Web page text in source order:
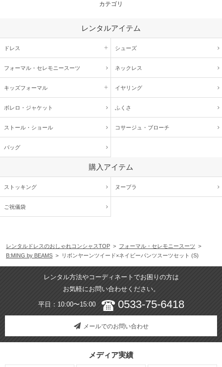
カテゴリ
レンタルアイテム
ドレス シューズ
フォーマル・ セレモニースーツ ネックレス
キッズフォーマル イヤリング
ボレロ・ジャケット ふくさ
ストール・ショール コサージュ・ ブローチ
バッグ
購入アイテム
ストッキング ヌーブラ
ご祝儀袋
レンタルドレスのおしゃれコンシャスTOP > フォーマル・セレモニースーツ >
B:MING by BEAMS > リボンヤーンツイード×ネイビーパンツスーツセット (S)
レンタル方法やコーディネートでお困りの方は
お気軽にお問い合わせください。
平日：10:00〜15:00 0533-75-6418
メールでのお問い合わせ
メディア実績